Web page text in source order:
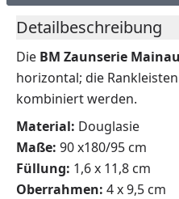
Detailbeschreibung
Die BM Zaunserie Mainau
horizontal; die
kombiniert werden.
Material: Douglasie
Maße: 90 x180/95 cm
Füllung: 1,6 x 11,8 cm
Oberrahmen: 4 x 9,5 cm